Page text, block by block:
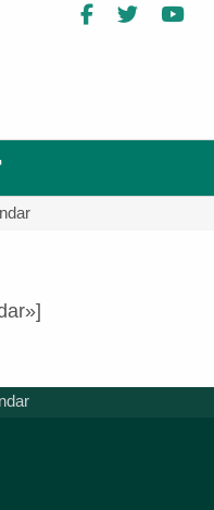
Facebook
Twitter